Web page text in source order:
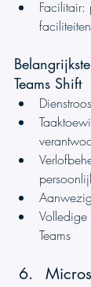
Facilitair:
Teams Shift
Teams